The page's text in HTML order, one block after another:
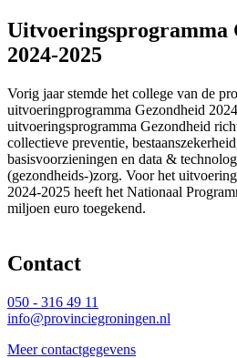
Uitvoeringsprogramma
2024-2025
Vorig jaar stemde het college van de
uitvoeringprogramma Gezondheid
uitvoeringsprogramma Gezondheid
collectieve preventie,
basisvoorzieningen en data &
(gezondheids-)zorg. Voor het
2024-2025 heeft het Nationaal
miljoen euro toegekend.
Contact
050 - 316 49 11
info@provinciegroningen.nl
Meer contactgegevens